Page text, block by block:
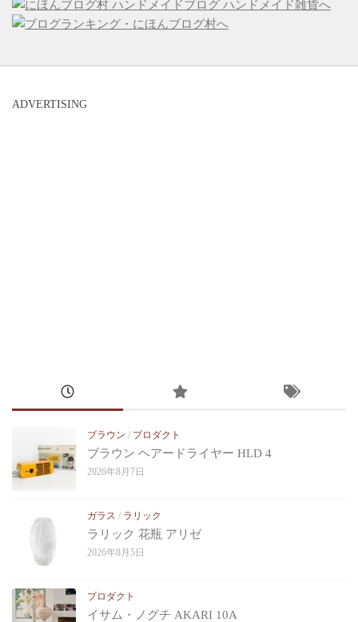
ADVERTISING
ブラウン / プロダクト
ブラウン ヘアードライヤー HLD 4
2026年8月7日
ガラス / ラリック
ラリック 花瓶 アリゼ
2026年8月5日
プロダクト
イサム・ノグチ AKARI 10A